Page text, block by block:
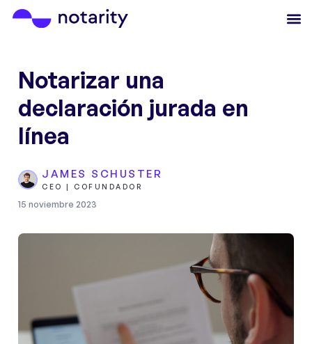
Notarizar una
declaración jurada en
línea
JAMES SCHUSTER
CEO | COFUNDADOR
15 noviembre 2023